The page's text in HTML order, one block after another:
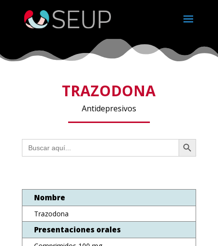
TRAZODONA
Antidepresivos
Buscar: Botón de búsqueda
Nombre
Trazodona
Presentaciones orales